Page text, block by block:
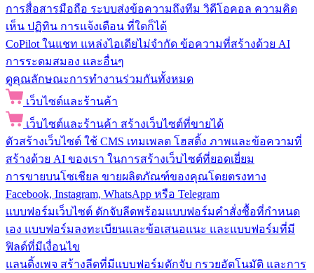
การสื่อสารมือถือ ระบบส่งข้อความถึงทีม วิดีโอคอล ความคิด
เห็น ปฏิทิน การแจ้งเตือน ที่ใดก็ได้
CoPilot ในแชท แหล่งไอเดียไม่จำกัด ข้อความที่สร้างด้วย AI
การระดมสมอง และอื่นๆ
ดูคุณลักษณะการทำงานร่วมกันทั้งหมด
เว็บไซต์และร้านค้า
เว็บไซต์และร้านค้า สร้างเว็บไซต์ที่ขายได้
ตัวสร้างเว็บไซต์ ใช้ CMS เทมเพลต โฮสติ้ง ภาพและข้อความที่
สร้างด้วย AI ของเรา ในการสร้างเว็บไซต์ที่ยอดเยี่ยม
การขายบนโซเชียล ขายผลิตภัณฑ์ของคุณโดยตรงทาง
Facebook, Instagram, WhatsApp หรือ Telegram
แบบฟอร์มเว็บไซต์ ดักจับลีดพร้อมแบบฟอร์มคำสั่งซื้อที่กำหนด
เอง แบบฟอร์มลงทะเบียนและข้อเสนอแนะ และแบบฟอร์มที่มี
ฟิลด์ที่มีเงื่อนไข
แลนดิ้งเพจ สร้างลีดที่มีแบบฟอร์มดักจับ กรวยอัตโนมัติ และการ